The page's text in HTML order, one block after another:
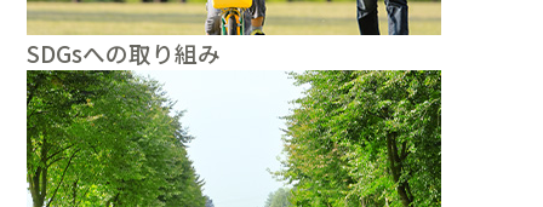
SDGsへの取り組み